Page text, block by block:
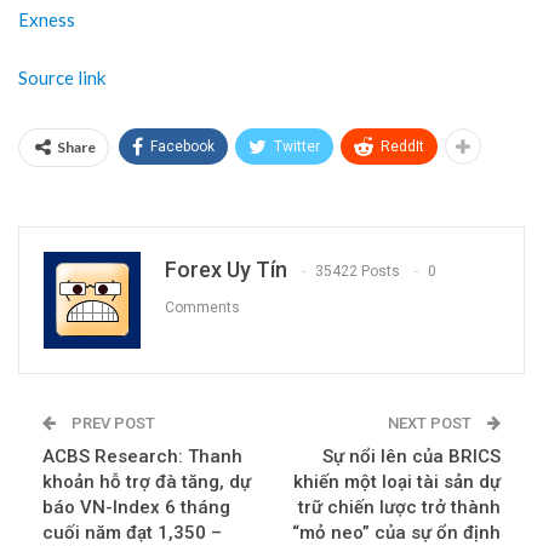
Exness
Source link
Share Facebook Twitter ReddIt
Forex Uy Tín 35422 Posts 0
Comments
PREV POST
ACBS Research: Thanh
khoản hỗ trợ đà tăng, dự
báo VN-Index 6 tháng
cuối năm đạt 1,350 –
NEXT POST
Sự nổi lên của BRICS
khiến một loại tài sản dự
trữ chiến lược trở thành
“mỏ neo” của sự ổn định